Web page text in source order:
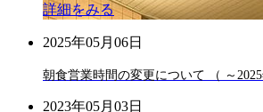
詳細をみる
2025年05月06日
朝食営業時間の変更について （ ～2025
2023年05月03日